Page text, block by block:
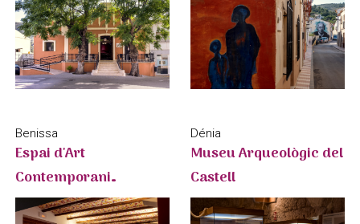
Benissa
Espai d'Art
Contemporani
Salvador Sòria
Dénia
Museu Arqueològic del
Castell